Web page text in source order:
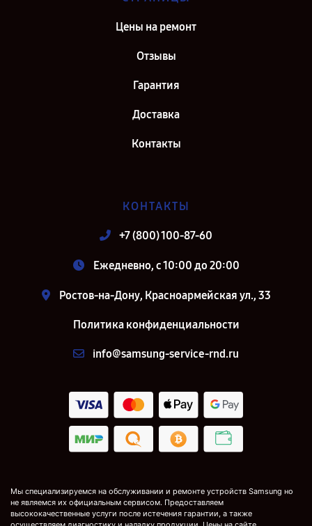
Цены на ремонт
Отзывы
Гарантия
Доставка
Контакты
КОНТАКТЫ
+7 (800) 100-87-60
Ежедневно, с 10:00 до 20:00
Ростов-на-Дону, Красноармейская ул., 33
Политика конфиденциальности
info@samsung-service-rnd.ru
Мы специализируемся на обслуживании и ремонте устройств Samsung но
не являемся их официальным сервисом. Предоставляем
высококачественные услуги после истечения гарантии, а также